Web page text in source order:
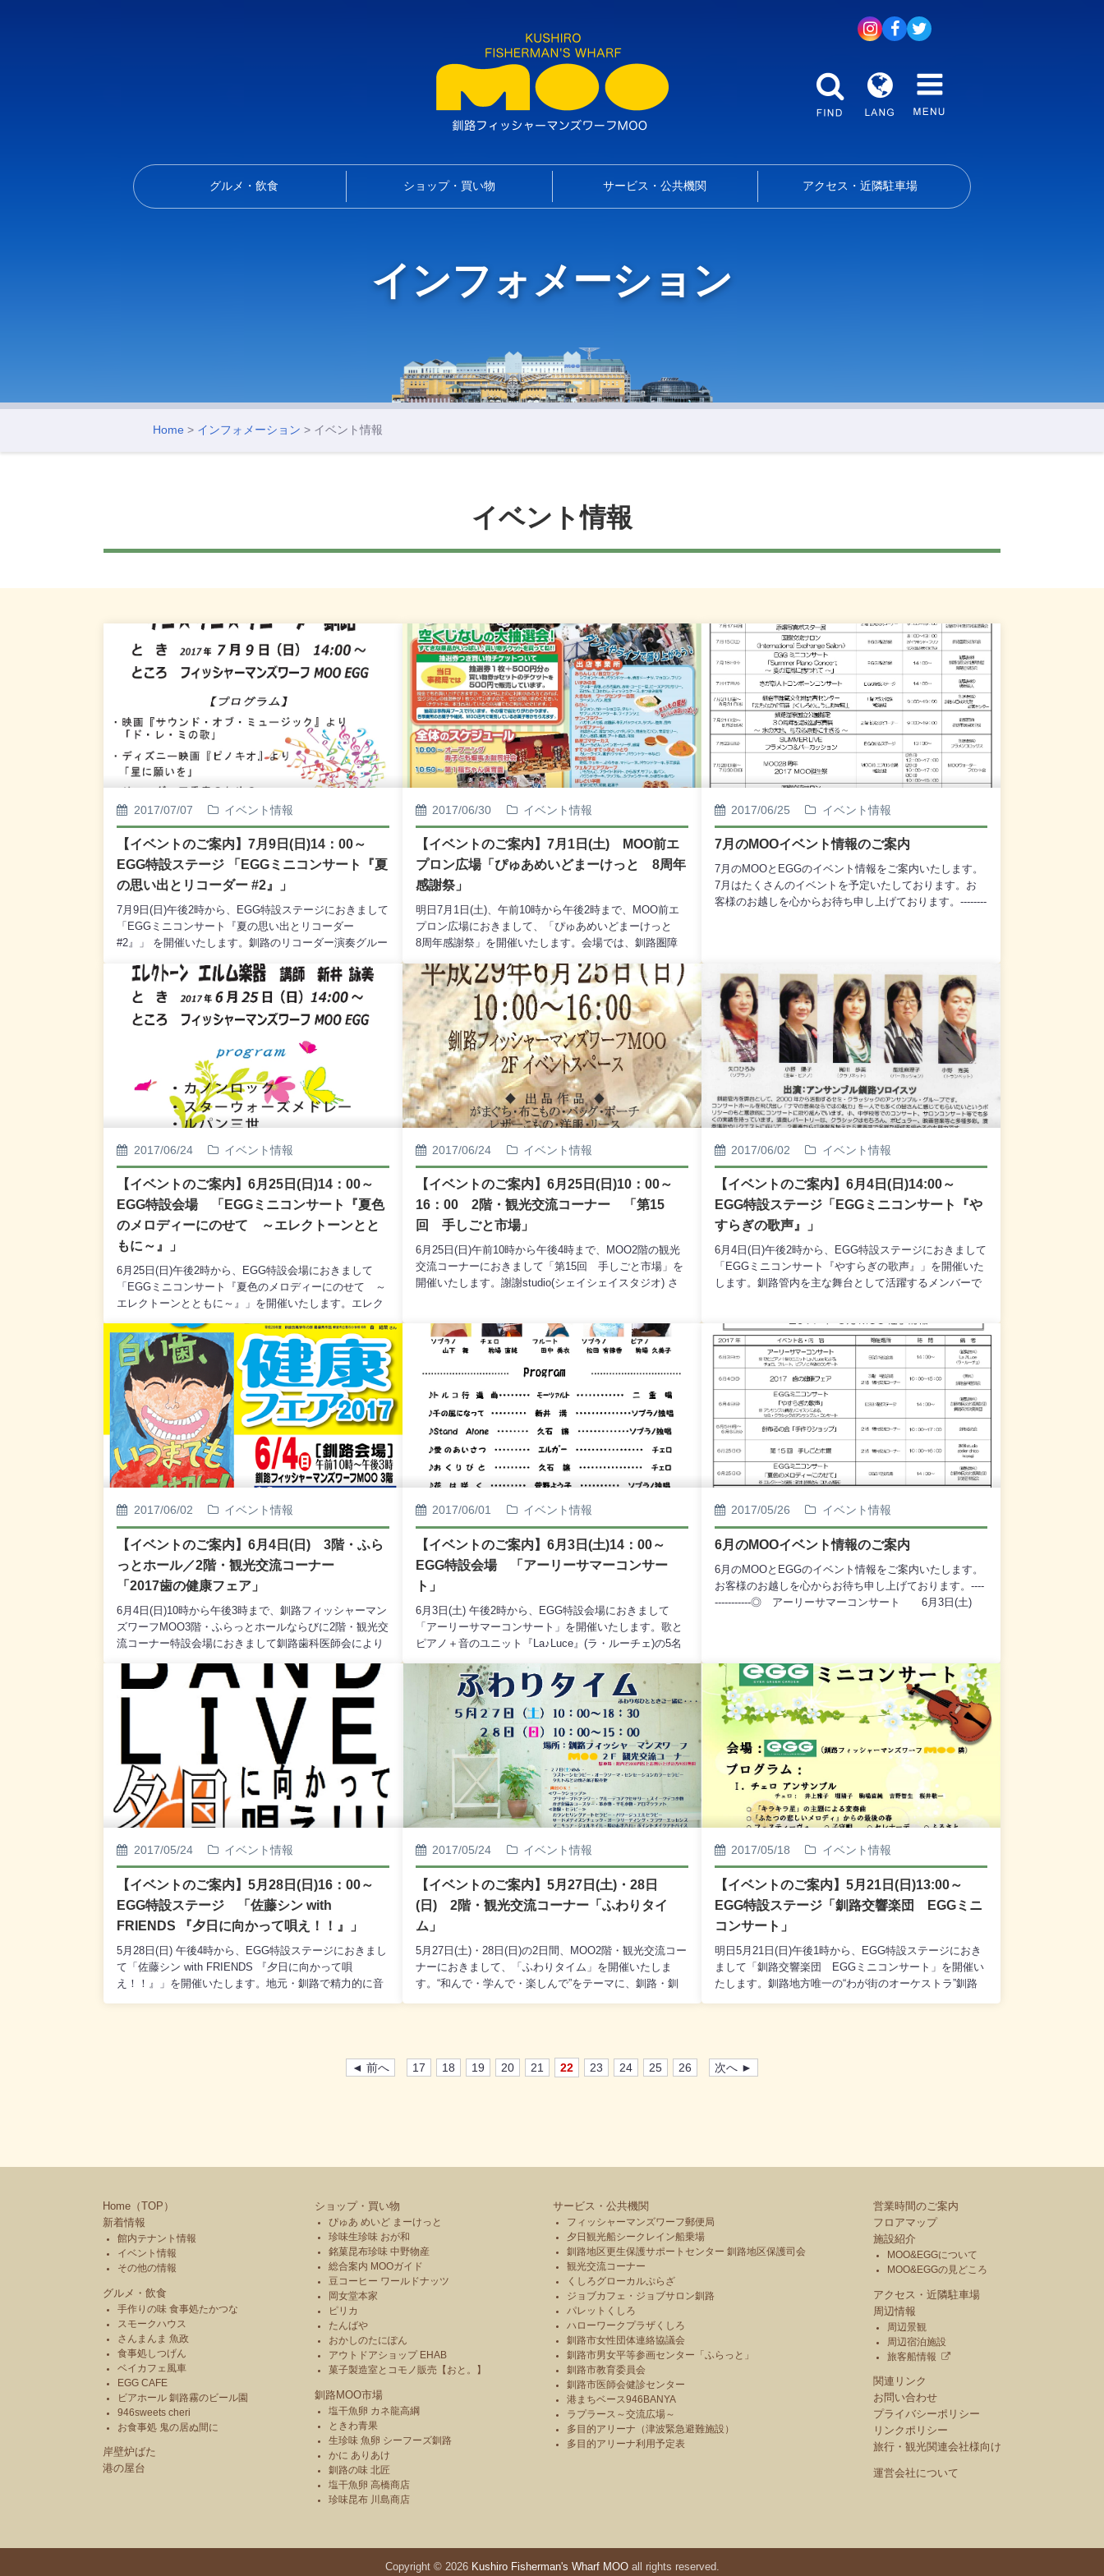
グルメ・飲食 ショップ・買い物 サービス・公共機関 アクセス・近隣駐車場
インフォメーション
Home > インフォメーション > イベント情報
イベント情報
2017/07/07 イベント情報
【イベントのご案内】7月9日(日)14：00～
EGG特設ステージ 「EGGミニコンサート『夏
の思い出とリコーダー #2』」
7月9日(日)午後2時から、EGG特設ステージにおきまして
「EGGミニコンサート『夏の思い出とリコーダー
#2』」 を開催いたします。釧路のリコーダー演奏グルー
「リコ☆リコ☆リコーダー釧路」の皆さんによる、軽や
かなリコーダーの演奏をどうぞお楽しみください。観覧
来場くださいませ。【出演】リコ☆リコ☆リコーダー釧
路【プログラム】・映画『サウンド・オブ・ミュージッ
ク』より 「ドレミの歌」・ディズニー映画『ピノキ
オ」より 「星に願いを」・リコーダー四重奏のため
の 「ずいずいずっころばし」・函館の女（ひと）・ノ
スタルジック・エア&ジーグ 他
2017/06/30 イベント情報
【イベントのご案内】7月1日(土) MOO前エ
プロン広場「ぴゅあめいどまーけっと 8周年
感謝祭」
明日7月1日(土)、午前10時から午後2時まで、MOO前エ
プロン広場におきまして、「ぴゅあめいどまーけっと
8周年感謝祭」を開催いたします。会場では、釧路圏障
慢の逸品の展示・販売や、青空フリーマーケット、バン
ドやダンスなどのステージパフォーマンスが行われま
す。MOO1階・ぴゅあめいどまーけっとのオープン8周年
を祝う楽しいイベントに、たくさんの皆様のお越しを心
からお待ち申し上げております。
2017/06/25 イベント情報
7月のMOOイベント情報のご案内
7月のMOOとEGGのイベント情報をご案内いたします。
7月はたくさんのイベントを予定いたしております。お
客様のお越しを心からお待ち申し上げております。--------
き」 7月2日(日) 14：00～ (観覧無料) EGG特
設ステージ 主催：釧路市民文化振興財団 企画：
釧路市民吹奏楽団◎ 針布るの会「手作りショッ
プ」 7月5日(水)～7月6日(木) 10：00～17：
00 2階 観光交流コーナー 主催：針布るの会◎
EGGミニコンサート「夏の思い出とリコーダー
#2」 7月9日(日) 14：00～ (観覧無料) EGG特
設ステージ 主催：釧路市民文化振興財団 企画：
リコ☆リコ☆リコーダー釧路◎ 第33回 ヒロシマ・ナ
ガサキ原爆写真ポスター展 7月11日(火)～7月17日
(月) 9：00～19：00 (観覧無料) 2階 観光交流
コーナー 主催：釧路市平和都市推進委員会◎ 国際
交流サロン(International Exchange Salon) 7月15日
(土) 8：00～13：00 (ダイヤモンド・プリンセスの出
港までを予定) EGG特設会場 主催：釧路国際交
流の会◎ EGGミニコンサート 「Summer Piano
Concert ～夏の海風に誘われて～」 7月16日(日)
14：00～ (観覧無料) EGG特設会場 主催：釧
路市民文化振興財団 企画：釧路音楽協会◎ さが彰
彰人◎ 釧路市埋蔵文化財調査センター 「まちな
か企画展『くしろのこうこお宝展』」 7月21日(金)～
8月31日(木) 9：00～19：00 (観覧無料) 1階 大
型水槽横 特設会場 主催：釧路市埋蔵文化財調査セ
ンター◎ 釧路湿原国立公園指定30周年記念巡回写真
展 ～ 水の大地、母なる原野に生きる ～ 7月21
日(金)～8月3日(木) 9：00～19：00 (観覧無
料) 2階 観光交流コーナー 主催：釧路市環境保全
課◎ SUMMER LIVE フラメンコ＆パーカッション
7月23日(日) 13：30～ (観覧無料) EGG特設
年 2017 MOO誕生祭 7月28日(金)～7月30日
(日) (28日)12：00～17：00 (29日)10：00
～17：00 (30日)10：00～15：00 MOO前 エ
ト会◎ 国際交流サロン(International Exchange
Salon) 7月28日(金) 8：00～13：00 (ダイヤモン
ド・プリンセスの出港までを予定) EGG特設会
～15：00 (観覧無料) EGG特設ステージ 主
催：釧路短期大学◎ 野外いけ「場にいける」 7月
30日(日) 9：00～14：00 EGG／EGG前エプロン
主催：草月流北海道支部釧路会 ※ 生け花の大作
の製作と展示 【毎月6の付く日は、MOO感謝デー スキ
ップカード6倍ポイントセール】 【MOO営業時間 変更
のご案内】・ 7・8月は、9：00開店の夏季営業期間に変
更となります。・ なお、旅客船「ダイヤモンド・プリン
セス」寄港日(7月15日・28日)は、 MOOは8：00開館
となります。・ また、7月28日(金)・29日(土)「霧フェス
す。
2017/06/24 イベント情報
【イベントのご案内】6月25日(日)14：00～
EGG特設会場 「EGGミニコンサート『夏色
のメロディーにのせて ～エレクトーンとと
もに～』」
6月25日(日)午後2時から、EGG特設会場におきまして
「EGGミニコンサート『夏色のメロディーにのせて ～
エレクトーンとともに～』」を開催いたします。エレク
クなエレクトーンの演奏をどうぞお楽しみください。観
覧は無料でございます。どうぞ皆様お誘いあわせの上、
ご来場くださいませ。【演奏】新井 詠美（エレクトー
ン奏者・エルム楽器講師）【プログラム】・カノンロッ
ク・スターウォーズメドレー・ルパン三世・宇宙戦艦
YAMATO・美女と野獣メドレー・恋・威風堂々第1番
2017/06/24 イベント情報
【イベントのご案内】6月25日(日)10：00～
16：00 2階・観光交流コーナー 「第15
回 手しごと市場」
6月25日(日)午前10時から午後4時まで、MOO2階の観光
交流コーナーにおきまして「第15回 手しごと市場」を
開催いたします。謝謝studio(シェイシェイスタジオ) さ
しており、皆様にもおなじみのイベントとなってまいり
ました。今回もお客様に楽しんでいただけるよう、たく
さんの品揃えでお客様のお越しをお待ち申し上げており
ます。◆ 出品作品 ◆がまぐち・布こもの・バッグ・ポ
ーチレザーこもの・洋服・リース蜜ろうキャンドル・陶
器のアクセサリー紙雑貨・麻ひもの編みカゴスワロフス
キーやコットンパール、天然石のアクセサリー他、手づ
くり雑貨 ハンドメイド資材もご用意いたします。今回
は［体験ワークショップ］もございます。（12：00～
15：00）皆様どうぞお誘いあわせの上ご来場くださいま
2017/06/02 イベント情報
【イベントのご案内】6月4日(日)14:00～
EGG特設ステージ「EGGミニコンサート『や
すらぎの歌声』」
6月4日(日)午後2時から、EGG特設ステージにおきまして
「EGGミニコンサート『やすらぎの歌声』」を開催いた
します。釧路管内を主な舞台として活躍するメンバーで
みきったソプラノの歌声に、寄り添うピアノの響きと管
楽器の音色の、心地よい大人のアンサンブルをお楽しみ
ください。観覧は無料でございますので、どうぞ皆様、
お誘い合わせのうえ、お越しくださいませ。<<出演>>
アンサンブル釧路ソロイスツ 矢口 ひろみ (ソプラ
ノ) 小野 陽子 (ピアノ) 梶川 歩美 (クラリネ
ット) 能祖 麻理子 (パーカッション) 小野 秀
美 (トランペット)<<プログラム>> ＊クラシックの
名曲集 ＊日本歌謡の名曲集 ＊ジャズの名曲集
2017/06/02 イベント情報
【イベントのご案内】6月4日(日) 3階・ふら
っとホール／2階・観光交流コーナー
「2017歯の健康フェア」
6月4日(日)10時から午後3時まで、釧路フィッシャーマン
ズワーフMOO3階・ふらっとホールならびに2階・観光交
流コーナー特設会場におきまして釧路歯科医師会により
階・ふらっとホールでは、歯の健康診断や歯みがき指
導、フッ素塗布、歯科ドック、プラーク検診などの各コ
ーナーを設置し、全て無料でご利用いただくことができ
ます。［内容］●歯の検診、相談 ●歯みがき指導 ●フ
ッ素塗布(中学生以下対象)●歯科ドック(唾液検査・口臭
測定・咬合力測定)●フッ化物洗口体験コーナー●プラー
ク検査 ●エプロンシアター・パネルシアター●技工士会
体験コーナーまた、2階・観光交流コーナー特設会場に
おきましては、「小学生の歯と口に関する図画・ポスタ
ー展示」を行います。なお、12時40分からは「パネルシ
彰式」を行います。毎年6月4日から10日までは「歯と口
「2017 歯の健康フェア」をご利用くださいませ。皆様
のご来場を心からお待ち申し上げております。
2017/06/01 イベント情報
【イベントのご案内】6月3日(土)14：00～
EGG特設会場 「アーリーサマーコンサー
ト」
6月3日(土) 午後2時から、EGG特設会場におきまして
「アーリーサマーコンサート」を開催いたします。歌と
ピアノ＋音のユニット『La♪Luce』(ラ・ルーチェ)の5名
じみの曲を演奏いたします。美しい歌声とチェロ、フル
ート、ピアノの響きをどうぞお楽しみください。観覧は
無料でございますので、どうぞ皆様お誘いあわせのうえ
ご来場くださいませ。【出演】山下 舞(ソプラノ)駒
場 直純(チェロ)田中 美衣(フルート)松田 有律香(ソ
プラノ)駒場 久美子(ピアノ)【プログラム】トルコ行進
曲(モーツアルト)・・・二重唱千の風になって(新井
満)・・・ソプラノ独唱Stand Alone(久石 譲)・・・ソプ
ラノ独唱愛のあいさつ(エルガー)・・・チェロおくりび
と(久石 譲)・・・チェロ花は咲く(菅野よう子)・・・ソ
ソプラノ独唱アンダー・ザ・シー(アラン・メンケ
フルート浜辺の歌(成田為三作曲)【会場曲】みなさん一
緒に歌いましょう♪瑠璃色の地球(平井夏美作曲)・・・二
重唱
2017/05/26 イベント情報
6月のMOOイベント情報のご案内
6月のMOOとEGGのイベント情報をご案内いたします。
お客様のお越しを心からお待ち申し上げております。----
-----------◎ アーリーサマーコンサート 6月3日(土)
声楽のコンサート◎ 2017 歯の健康フェア 6月4日
(日) 10：00～15：00 (利用無料) 3階 特設会場／
2階 観光交流コーナー 主催：釧路歯科医師会◎
EGGミニコンサート「やすらぎの歌声」 6月4日(日)
14：00～ (観覧無料) EGG特設ステージ 主
催：釧路市民文化振興財団 企画：釧路市民吹奏楽
団 ※ アンサンブル釧路ソロイスツによる、 セ
ミ・クラシックのアンサンブル・コンサート◎ 針布る
の会「手作りショップ」 6月5日(月)～6月6日(火)
10：00～17：00 2階 観光交流コーナー 主催：
10：00～16：00 2階 観光交流コーナー 主催：
謝謝studio atelier chico koyagi◎
EGGミニコンサート「夏色のメロディーにのせて」
6月25日(日) 14：00～ (観覧無料) EGG特設会
場 主催：釧路市民文化振興財団 企画：釧路音楽
協会 ※ エレクトーン演奏：新井 詠美さん(エルム楽
器)【毎月6の付く日は、MOO感謝デー スキップカード
6倍ポイントセール】
2017/05/24 イベント情報
【イベントのご案内】5月28日(日)16：00～
EGG特設ステージ 「佐藤シン with
FRIENDS 『夕日に向かって唄え！！』」
5月28日(日) 午後4時から、EGG特設ステージにおきまし
て「佐藤シン with FRIENDS 『夕日に向かって唄
え！！』」を開催いたします。地元・釧路で精力的に音
ぞご期待ください。観覧は無料でございますので、どう
2017/05/24 イベント情報
【イベントのご案内】5月27日(土)・28日
(日) 2階・観光交流コーナー「ふわりタイ
ム」
5月27日(土)・28日(日)の2日間、MOO2階・観光交流コー
ナーにおきまして、「ふわりタイム」を開催いたしま
す。“和んで・学んで・楽しんで”をテーマに、釧路・釧
上げております。なお、5月27日と28日では開催時間と
開催内容が一部異なります。詳しくは以下をご参照くだ
ィスンチェック、オーラリーディング、フラワーエッセ
ンス、 マニキュア、ジェルネイル、眉のお手入れ、
ポイントメイクアドバイス、 アロマセラピー(ハンド
＆ネックトリートメント) ≪販売≫ ハーブテ
ィー、アロマ、アクセサリーなどの雑貨いろいろ ［5
月27日(土)のみ］ ラストーンセラピー、オーラソー
マ、センセーショナルカラーセラピー、 タルトなど
2017/05/18 イベント情報
【イベントのご案内】5月21日(日)13:00～
EGG特設ステージ「釧路交響楽団 EGGミニ
コンサート」
明日5月21日(日)午後1時から、EGG特設ステージにおき
まして「釧路交響楽団 EGGミニコンサート」を開催い
たします。釧路地方唯一の“わが街のオーケストラ”釧路
>>Ⅰ．チェロ アンサンブル チェロ： 井上雅
◄ 前へ 17 18 19 20 21 22 23 24 25 26 次へ ►
Home（TOP）
新着情報
館内テナント情報
イベント情報
その他の情報
グルメ・飲食
手作りの味 食事処たかつな
スモークハウス
さんまんま 魚政
食事処しつげん
ベイカフェ風車
EGG CAFE
ビアホール 釧路霧のビール園
946sweets cheri
お食事処 鬼の居ぬ間に
岸壁炉ばた
港の屋台
ショップ・買い物
ぴゅあ めいど まーけっと
珍味生珍味 おが和
銘菓昆布珍味 中野物産
総合案内 MOOガイド
豆コーヒー ワールドナッツ
岡女堂本家
ピリカ
たんばや
おかしのたにぽん
アウトドアショップ EHAB
菓子製造室とコモノ販売【おと。】
釧路MOO市場
塩干魚卵 カネ龍高綱
ときわ青果
生珍味 魚卵 シーフーズ釧路
かに ありあけ
釧路の味 北匠
塩干魚卵 高橋商店
珍味昆布 川島商店
サービス・公共機関
フィッシャーマンズワーフ郵便局
夕日観光船シークレイン船乗場
釧路地区更生保護サポートセンター 釧路地区保護司会
観光交流コーナー
くしろグローカルぷらざ
ジョブカフェ・ジョブサロン釧路
パレットくしろ
ハローワークプラザくしろ
釧路市女性団体連絡協議会
釧路市男女平等参画センター「ふらっと」
釧路市教育委員会
釧路市医師会健診センター
港まちベース946BANYA
ラプラース～交流広場～
多目的アリーナ（津波緊急避難施設）
多目的アリーナ利用予定表
営業時間のご案内
フロアマップ
施設紹介
MOO&EGGについて
MOO&EGGの見どころ
アクセス・近隣駐車場
周辺情報
周辺景観
周辺宿泊施設
旅客船情報
関連リンク
お問い合わせ
プライバシーポリシー
リンクポリシー
旅行・観光関連会社様向け
運営会社について
Copyright © 2026 Kushiro Fisherman's Wharf MOOall rights reserved.